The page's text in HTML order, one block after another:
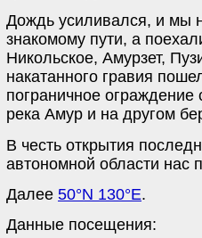
Дождь усиливался, и мы
знакомому пути, а
Никольское, Амурзет,
накатанного гравия
пограничное
река Амур и на другом
В честь открытия
автономной области нас
Далее 50°N 130°E.
Данные посещения: